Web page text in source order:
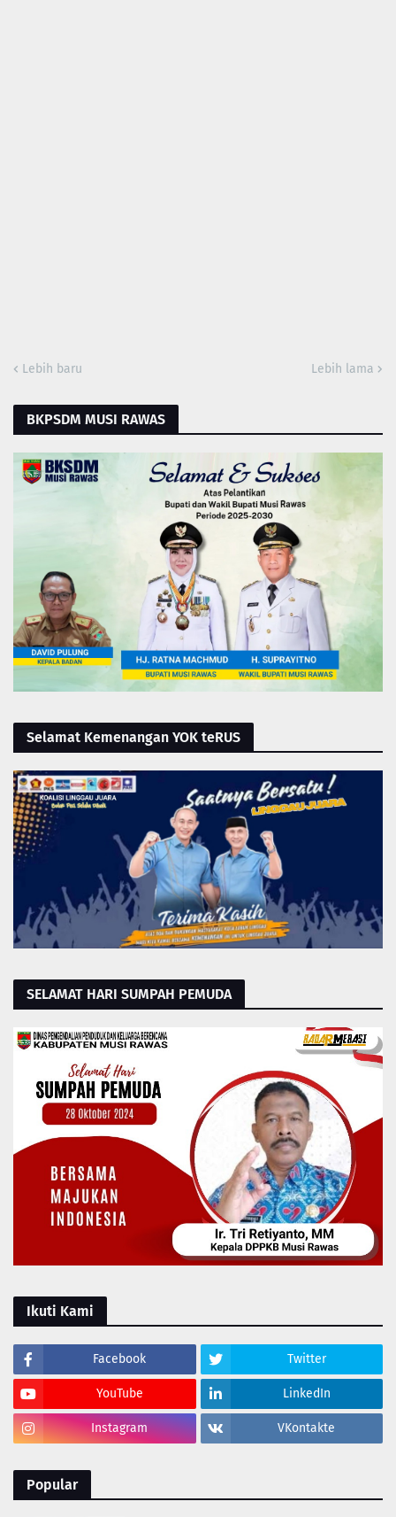
Lebih baru Lebih lama
BKPSDM MUSI RAWAS
Selamat Kemenangan YOK teRUS
SELAMAT HARI SUMPAH PEMUDA
Ikuti Kami
Facebook Twitter
YouTube LinkedIn
Instagram VKontakte
Popular